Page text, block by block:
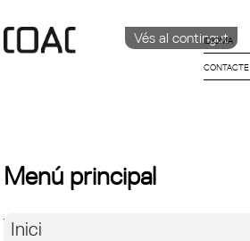
Vés al contingut
IDIOMA
CATALÀ
CONTACTE
Menú principal
Inici